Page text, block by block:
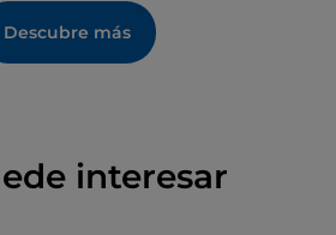
Descubre más
interesar